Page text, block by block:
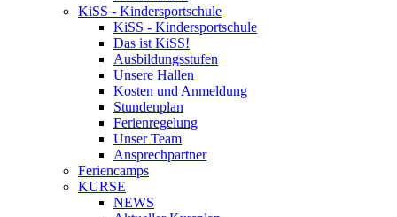
KiSS - Kindersportschule
KiSS - Kindersportschule
Das ist KiSS!
Ausbildungsstufen
Unsere Hallen
Kosten und Anmeldung
Stundenplan
Ferienregelung
Unser Team
Ansprechpartner
Feriencamps
KURSE
NEWS